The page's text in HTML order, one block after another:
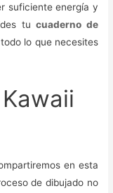
suficiente energía y
tucuaderno de
lo que necesites
en esta
de dibujado no